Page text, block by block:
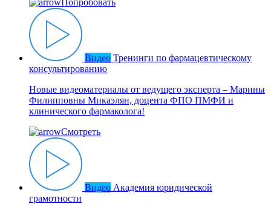
Попробовать
Видео Тренинги по фармацевтическому
консультированию
Новые видеоматериалы от ведущего эксперта – Марины
Филипповны Микаэлян, доцента ФПО ПМФИ и
клинического фармаколога!
Смотреть
Видео Академия юридической
грамотности